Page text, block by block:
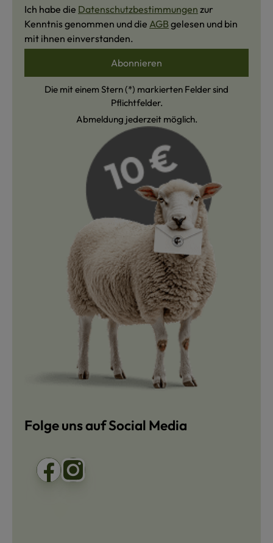
Ich habe die Datenschutzbestimmungen zur
Kenntnis genommen und die AGB gelesen und bin
mit ihnen einverstanden.
Abonnieren
Die mit einem Stern (*) markierten Felder sind
Pflichtfelder.
Abmeldung jederzeit möglich.
Folge uns auf Social Media